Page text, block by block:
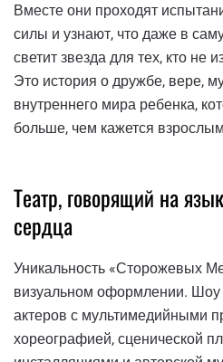
Вместе они проходят
силы и узнают, что даже в
светит звезда для тех, кто не
Это история о дружбе, вере,
внутреннего мира ребенка,
больше, чем кажется
Театр, говорящий на
сердца
Уникальность «Сторожевых
визуальном оформлении. Шоу
актеров с мультимедийными
хореографией, сценической